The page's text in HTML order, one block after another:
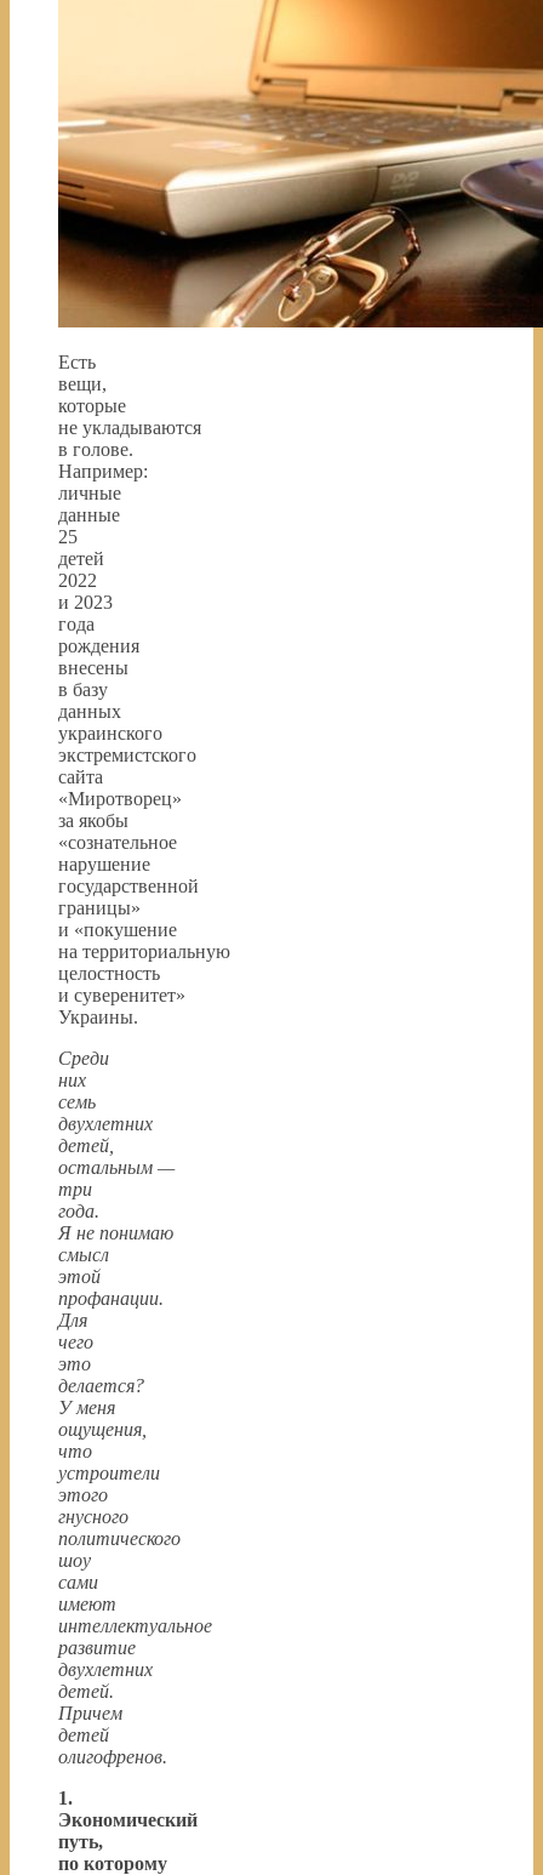
Есть
вещи,
которые
не укладываются
в голове.
Например:
личные
данные
25
детей
2022
и 2023
года
рождения
внесены
в базу
данных
украинского
экстремистского
сайта
«Миротворец»
за якобы
«сознательное
нарушение
государственной
границы»
и «покушение
на территориальную
целостность
и суверенитет»
Украины.
Среди
них
семь
двухлетних
детей,
остальным —
три
года.
Я не понимаю
смысл
этой
профанации.
Для
чего
это
делается?
У меня
ощущения,
что
устроители
этого
гнусного
политического
шоу
сами
имеют
интеллектуальное
развитие
двухлетних
детей.
Причем
детей
олигофренов.
1.
Экономический
путь,
по которому